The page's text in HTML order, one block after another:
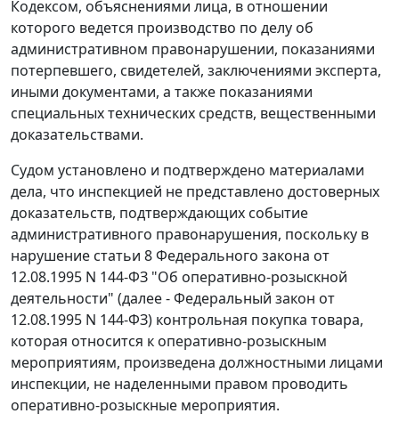
Кодексом, объяснениями лица, в отношении
которого ведется производство по делу об
административном правонарушении, показаниями
потерпевшего, свидетелей, заключениями эксперта,
иными документами, а также показаниями
специальных технических средств, вещественными
доказательствами.
Судом установлено и подтверждено материалами
дела, что инспекцией не представлено достоверных
доказательств, подтверждающих событие
административного правонарушения, поскольку в
нарушение статьи 8Федерального закона от
12.08.1995 N 144-ФЗ "Об оперативно-розыскной
деятельности" (далее -Федеральный закон от
12.08.1995 N 144-ФЗ) контрольная покупка товара,
которая относится к оперативно-розыскным
мероприятиям, произведена должностными лицами
инспекции, не наделенными правом проводить
оперативно-розыскные мероприятия.